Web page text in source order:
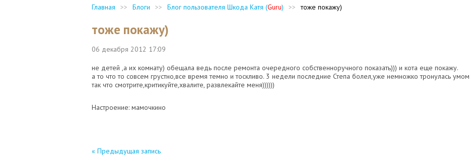
Главная >> Блоги >> Блог пользователя Шкода Катя (Guru) >> тоже покажу)
тоже покажу)
06 декабря 2012 17:09
не детей ,а их комнату) обещала ведь после ремонта очередного собственноручного показать))) и кота еще покажу.
а то что то совсем грустно,все время темно и тоскливо. 3 недели последние Степа болел,уже немножко тронулась
так что смотрите,критикуйте,хвалите, развлекайте меня))))))
Настроение: мамочкино
« Предыдущая запись